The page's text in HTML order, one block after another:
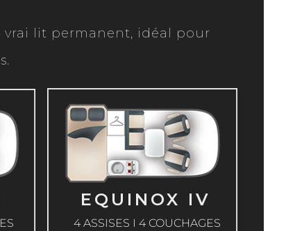
vrai lit permanent, idéal pour
4 ASSISES I 4 COUCHAGES
EQUINOX IV
EXPLORER